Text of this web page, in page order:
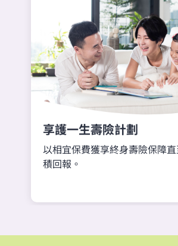
享護一生壽險計劃
以相宜保費獲享終身壽險保障
積回報。